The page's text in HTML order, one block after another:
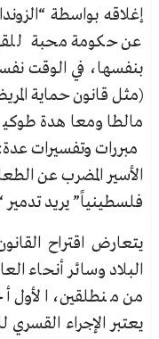
إغلاقه بواسطة
عن حكومة محبة
بنفسها، في الوقت
(مثل قانون حماية
مالطا ومعاهدة
مبررات وتفسيرات
الأسير المضرب عن
فلسطينياً” يريد تدمير
يتعارض اقتراح
البلاد وسائر أنحاء
من منطلقين، الأول
يعتبر الإجراء